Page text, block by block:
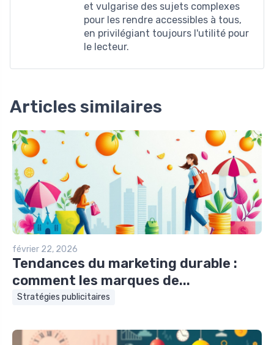
et vulgarise des sujets complexes
pour les rendre accessibles à tous,
en privilégiant toujours l'utilité pour
le lecteur.
Articles similaires
février 22, 2026
Tendances du marketing durable :
comment les marques de...
Stratégies publicitaires